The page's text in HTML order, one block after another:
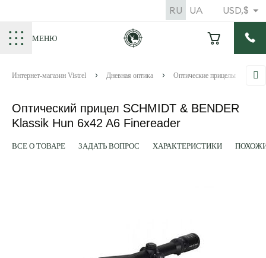
USD,$
RU UA
МЕНЮ
Интернет-магазин Vistrel Дневная оптика Оптические прицелы
Оптический прицел SCHMIDT & BENDER
Klassik Hun 6x42 A6 Finereader
ВСЕ О ТОВАРЕ ЗАДАТЬ ВОПРОС ХАРАКТЕРИСТИКИ